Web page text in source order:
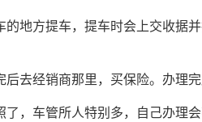
地方提车，提车时会上交收据
去经销商那里，买保险。办理
，车管所人特别多，自己办理